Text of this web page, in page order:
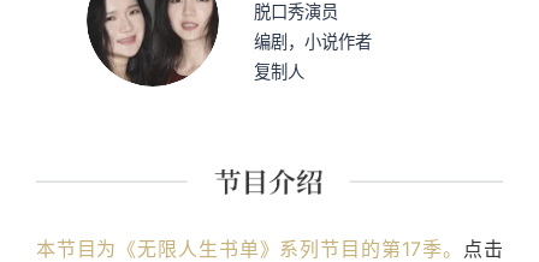
脱口秀演员
编剧，小说作者
复制人
本节目为《无限人生书单》系列节目的第17季。
点击